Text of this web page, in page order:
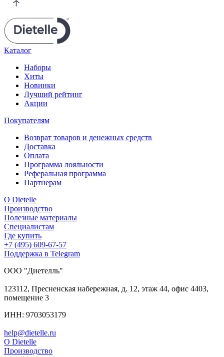
Каталог
Наборы
Хиты
Новинки
Лучший рейтинг
Акции
Покупателям
Возврат товаров и денежных средств
Доставка
Оплата
Программа лояльности
Реферальная программа
Партнерам
О Dietelle
Производство
Полезные материалы
Специалистам
Где купить
+7 (495) 609-67-57
Поддержка в Telegram
ООО "Диетелль"
123112, Пресненская набережная, д. 12, этаж 44, офис 4403,
помещение 3
ИНН: 9703053179
help@dietelle.ru
О Dietelle
Производство